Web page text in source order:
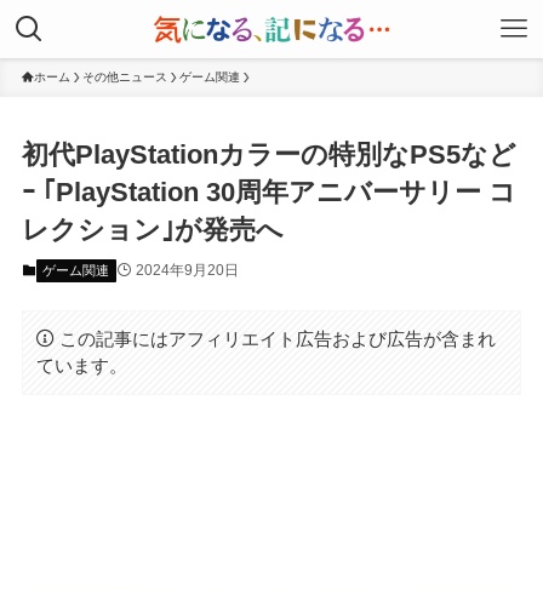
ホーム その他ニュース ゲーム関連
初代PlayStationカラーの特別なPS5など
ｰ ｢PlayStation 30周年アニバーサリー コ
レクション｣が発売へ
ゲーム関連 2024年9月20日
この記事にはアフィリエイト広告および広告が含まれ
ています。